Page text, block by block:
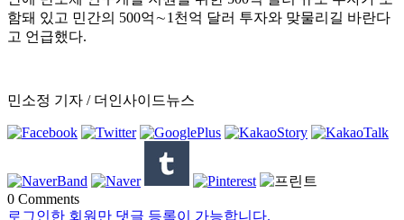
함돼 있고 민간의 500억∼1천억 달러 투자와 맞물리길 바란다
고 언급했다.
민소정 기자 / 더인사이드뉴스
0 Comments
로그인한 회원만 댓글 등록이 가능합니다.